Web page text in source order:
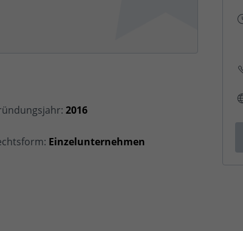
2016
Einzelunternehmen